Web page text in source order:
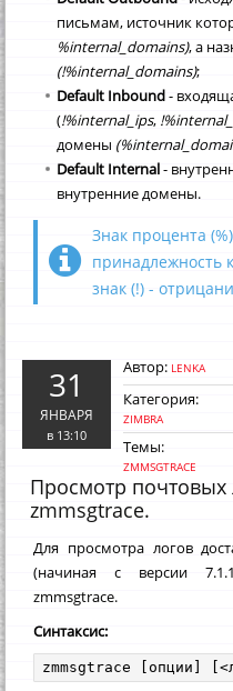
письмам, источник
%internal_domains), а
(!%internal_domains);
Default Inbound-
(!%internal_ips,
домены
Default Internal-
внутренние домены.
Знак процента
принадлежность
знак (!) -
31
ЯНВАРЯ
в 13:10
Автор: LENKA
Категория:
ZIMBRA
Темы:
ZMMSGTRACE
Просмотр почтовых
zmmsgtrace.
Для просмотра логов
(начиная с версии
zmmsgtrace.
Синтаксис:
zmmsgtrace [опции]